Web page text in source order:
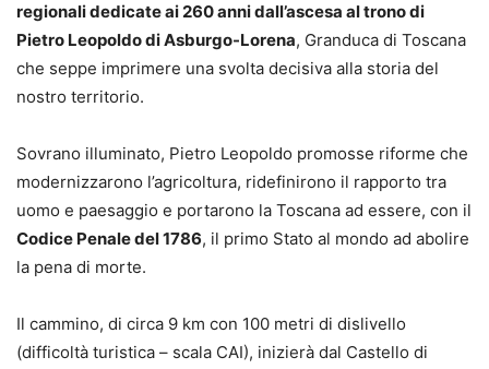
regionali dedicate ai 260 anni dall’ascesa al trono di
Pietro Leopoldo di Asburgo-Lorena, Granduca di Toscana
che seppe imprimere una svolta decisiva alla storia del
nostro territorio.
Sovrano illuminato, Pietro Leopoldo promosse riforme che
modernizzarono l’agricoltura, ridefinirono il rapporto tra
uomo e paesaggio e portarono la Toscana ad essere, con il
Codice Penale del 1786, il primo Stato al mondo ad abolire
la pena di morte.
Il cammino, di circa 9 km con 100 metri di dislivello
(difficoltà turistica – scala CAI), inizierà dal Castello di